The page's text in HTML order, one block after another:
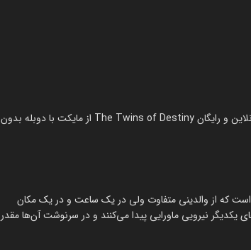
انیمیشن دوقلوهای افسانه‌ای در سال 1991 در ژانر انیمیشن ساخته شده است. تماشای آنلاین و رایگان The Twins of Destiny از مایکت با دوبله بدون
که از والدینی متفاوت ولی در یک ساعت و در یک مکان
یکدیگر نیرویی ماورایی پیدا می‌کنند و در سرنوشت آن‌ها مقدر